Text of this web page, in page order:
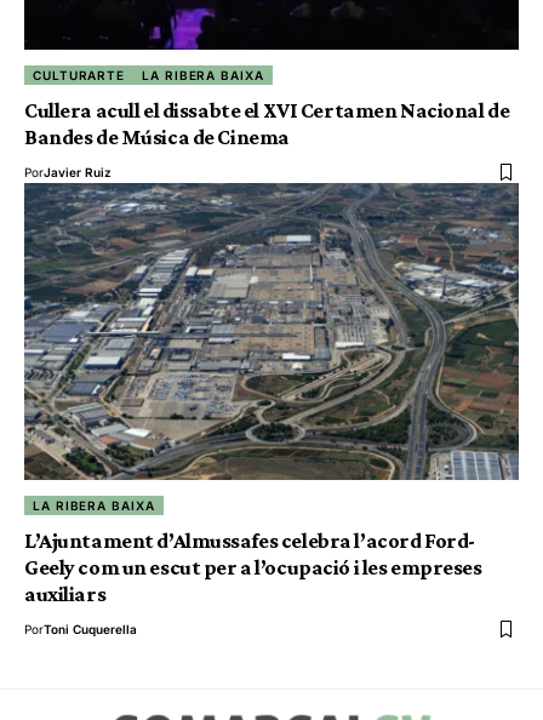
CULTURARTE LA RIBERA BAIXA
Cullera acull el dissabte el XVI Certamen Nacional de
Bandes de Música de Cinema
PorJavier Ruiz
LA RIBERA BAIXA
L’Ajuntament d’Almussafes celebra l’acord Ford-
Geely com un escut per a l’ocupació i les empreses
auxiliars
PorToni Cuquerella